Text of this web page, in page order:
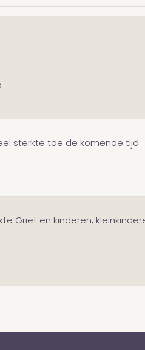
sterkte toe de komende tijd.
Griet en kinderen,